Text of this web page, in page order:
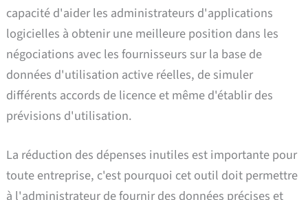
capacité d'aider les administrateurs d'applications
logicielles à obtenir une meilleure position dans les
négociations avec les fournisseurs sur la base de
données d'utilisation active réelles, de simuler
différents accords de licence et même d'établir des
prévisions d'utilisation.
La réduction des dépenses inutiles est importante pour
toute entreprise, c'est pourquoi cet outil doit permettre
à l'administrateur de fournir des données précises et